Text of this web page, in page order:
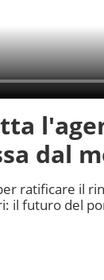
dal
ratificare il
il futuro del